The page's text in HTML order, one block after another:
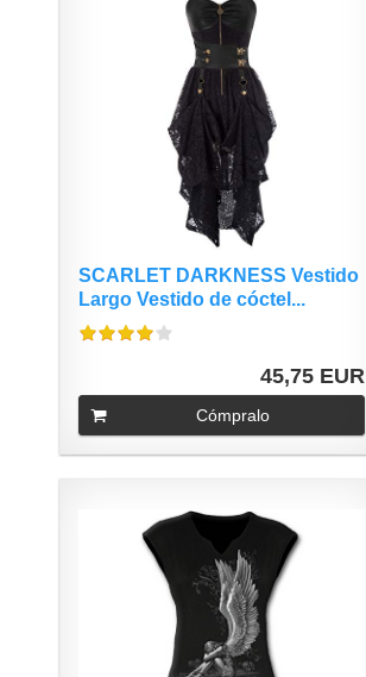
SCARLET DARKNESS Vestido
Largo Vestido de cóctel...
45,75 EUR
Cómpralo